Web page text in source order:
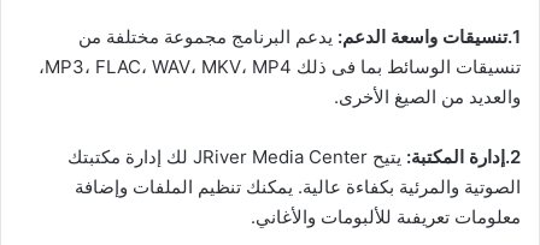
1.تنسيقات واسعة الدعم:
يدعم البرنامج مجموعة مختلفة من
تنسيقات الوسائط بما فى ذلك MP3، FLAC، WAV، MKV، MP4،
والعديد من الصيغ الأخرى.
2.إدارة المكتبة:
يتيح JRiver Media Center لك إدارة مكتبتك
الصوتية والمرئية بكفاءة عالية. يمكنك تنظيم الملفات وإضافة
معلومات تعريفىة للألبومات والأغاني.